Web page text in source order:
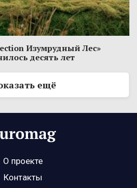
Изумрудный Лес»
десять лет
ещё
О проекте
Контакты